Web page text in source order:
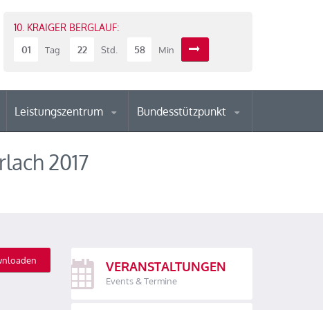
10. KRAIGER BERGLAUF:
01
Tag 22 Std. 57 Min
Leistungszentrum Bundesstützpunkt
2017
VERANSTALTUNGEN
Events & Termine